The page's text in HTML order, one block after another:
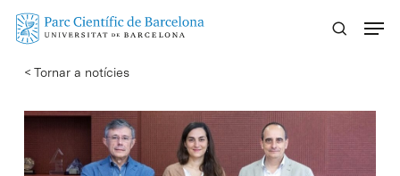
Skip
content
< Tornar a notícies